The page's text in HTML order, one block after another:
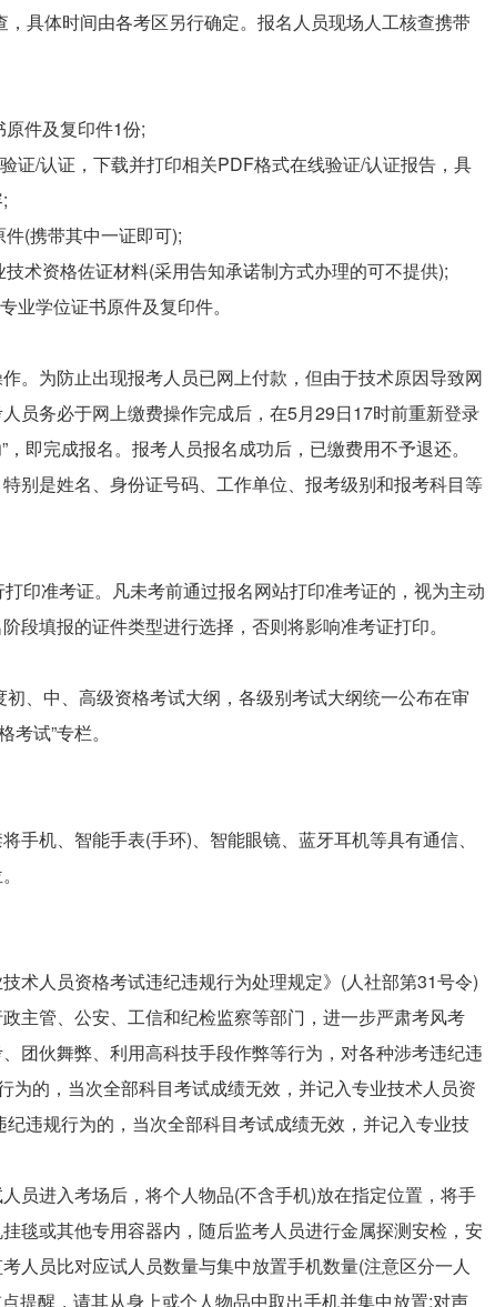
具体时间由各考区另行确定。报名人员现场人工核查携带
件及复印件1份;
证/认证，下载并打印相关PDF格式在线验证/认证报告，具
(携带其中一证即可);
术资格佐证材料(采用告知承诺制方式办理的可不提供);
业学位证书原件及复印件。
。为防止出现报考人员已网上付款，但由于技术原因导致网
员务必于网上缴费操作完成后，在5月29日17时前重新登录
即完成报名。报考人员报名成功后，已缴费用不予退还。
别是姓名、身份证号码、工作单位、报考级别和报考科目等
印准考证。凡未考前通过报名网站打印准考证的，视为主动
段填报的证件类型进行选择，否则将影响准考证打印。
、中、高级资格考试大纲，各级别考试大纲统一公布在审
试”专栏。
手机、智能手表(手环)、智能眼镜、蓝牙耳机等具有通信、
术人员资格考试违纪违规行为处理规定》(人社部第31号令)
主管、公安、工信和纪检监察等部门，进一步严肃考风考
团伙舞弊、利用高科技手段作弊等行为，对各种涉考违纪违
为的，当次全部科目考试成绩无效，并记入专业技术人员资
违规行为的，当次全部科目考试成绩无效，并记入专业技
员进入考场后，将个人物品(不含手机)放在指定位置，将手
毯或其他专用容器内，随后监考人员进行金属探测安检，安
人员比对应试人员数量与集中放置手机数量(注意区分一人
提醒，请其从身上或个人物品中取出手机并集中放置;对声